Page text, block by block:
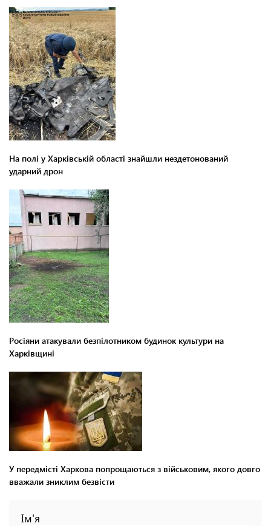
На полі у Харківській області знайшли нездетонований
ударний дрон
Росіяни атакували безпілотником будинок культури на
Харківщині
У передмісті Харкова попрощаються з військовим, якого довго
вважали зниклим безвісти
Ім'я